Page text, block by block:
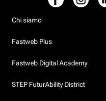
Chi siamo
Fastweb Plus
Fastweb Digital Academy
STEP FuturAbility District